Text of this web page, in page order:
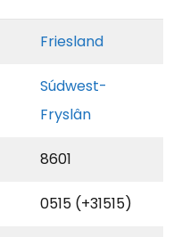
Friesland
Súdwest-
Fryslân
8601
0515 (+31515)